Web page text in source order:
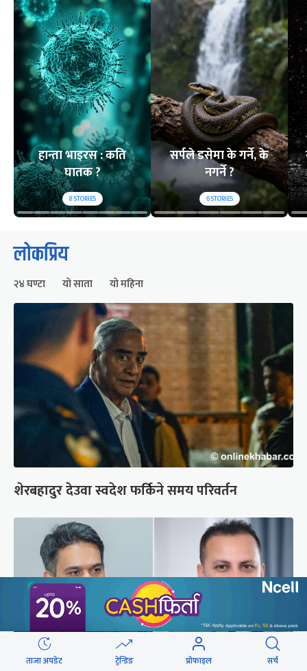
हान्ता भाइरस : कति
घातक ?
8STORIES
सर्पले डसेमा के गर्ने, के
नगर्ने ?
6STORIES
लोकप्रिय
२४ घण्टा यो साता यो महिना
शेरबहादुर देउवा स्वदेश फर्किने समय परिवर्तन
ताजा अपडेट ट्रेन्डिङ प्रोफाइल सर्च